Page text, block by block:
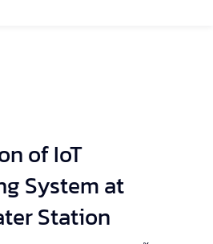
of IoT
System at
Station